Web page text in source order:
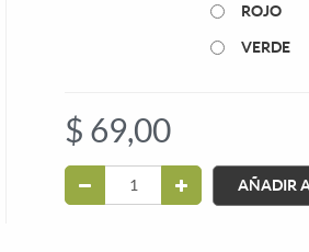
ROJO
VERDE
$ 69,00
AÑADIR